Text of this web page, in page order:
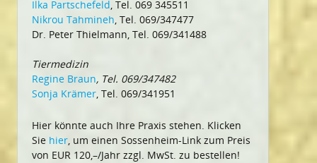
Ilka Partschefeld, Tel. 069 345511
Nikrou Tahmineh, Tel. 069/347477
Dr. Peter Thielmann, Tel. 069/341488
Tiermedizin
Regine Braun, Tel. 069/347482
Sonja Krämer, Tel. 069/341951
Hier könnte auch Ihre Praxis stehen. Klicken
Sie hier, um einen Sossenheim-Link zum Preis
von EUR 120,–/Jahr zzgl. MwSt. zu bestellen!